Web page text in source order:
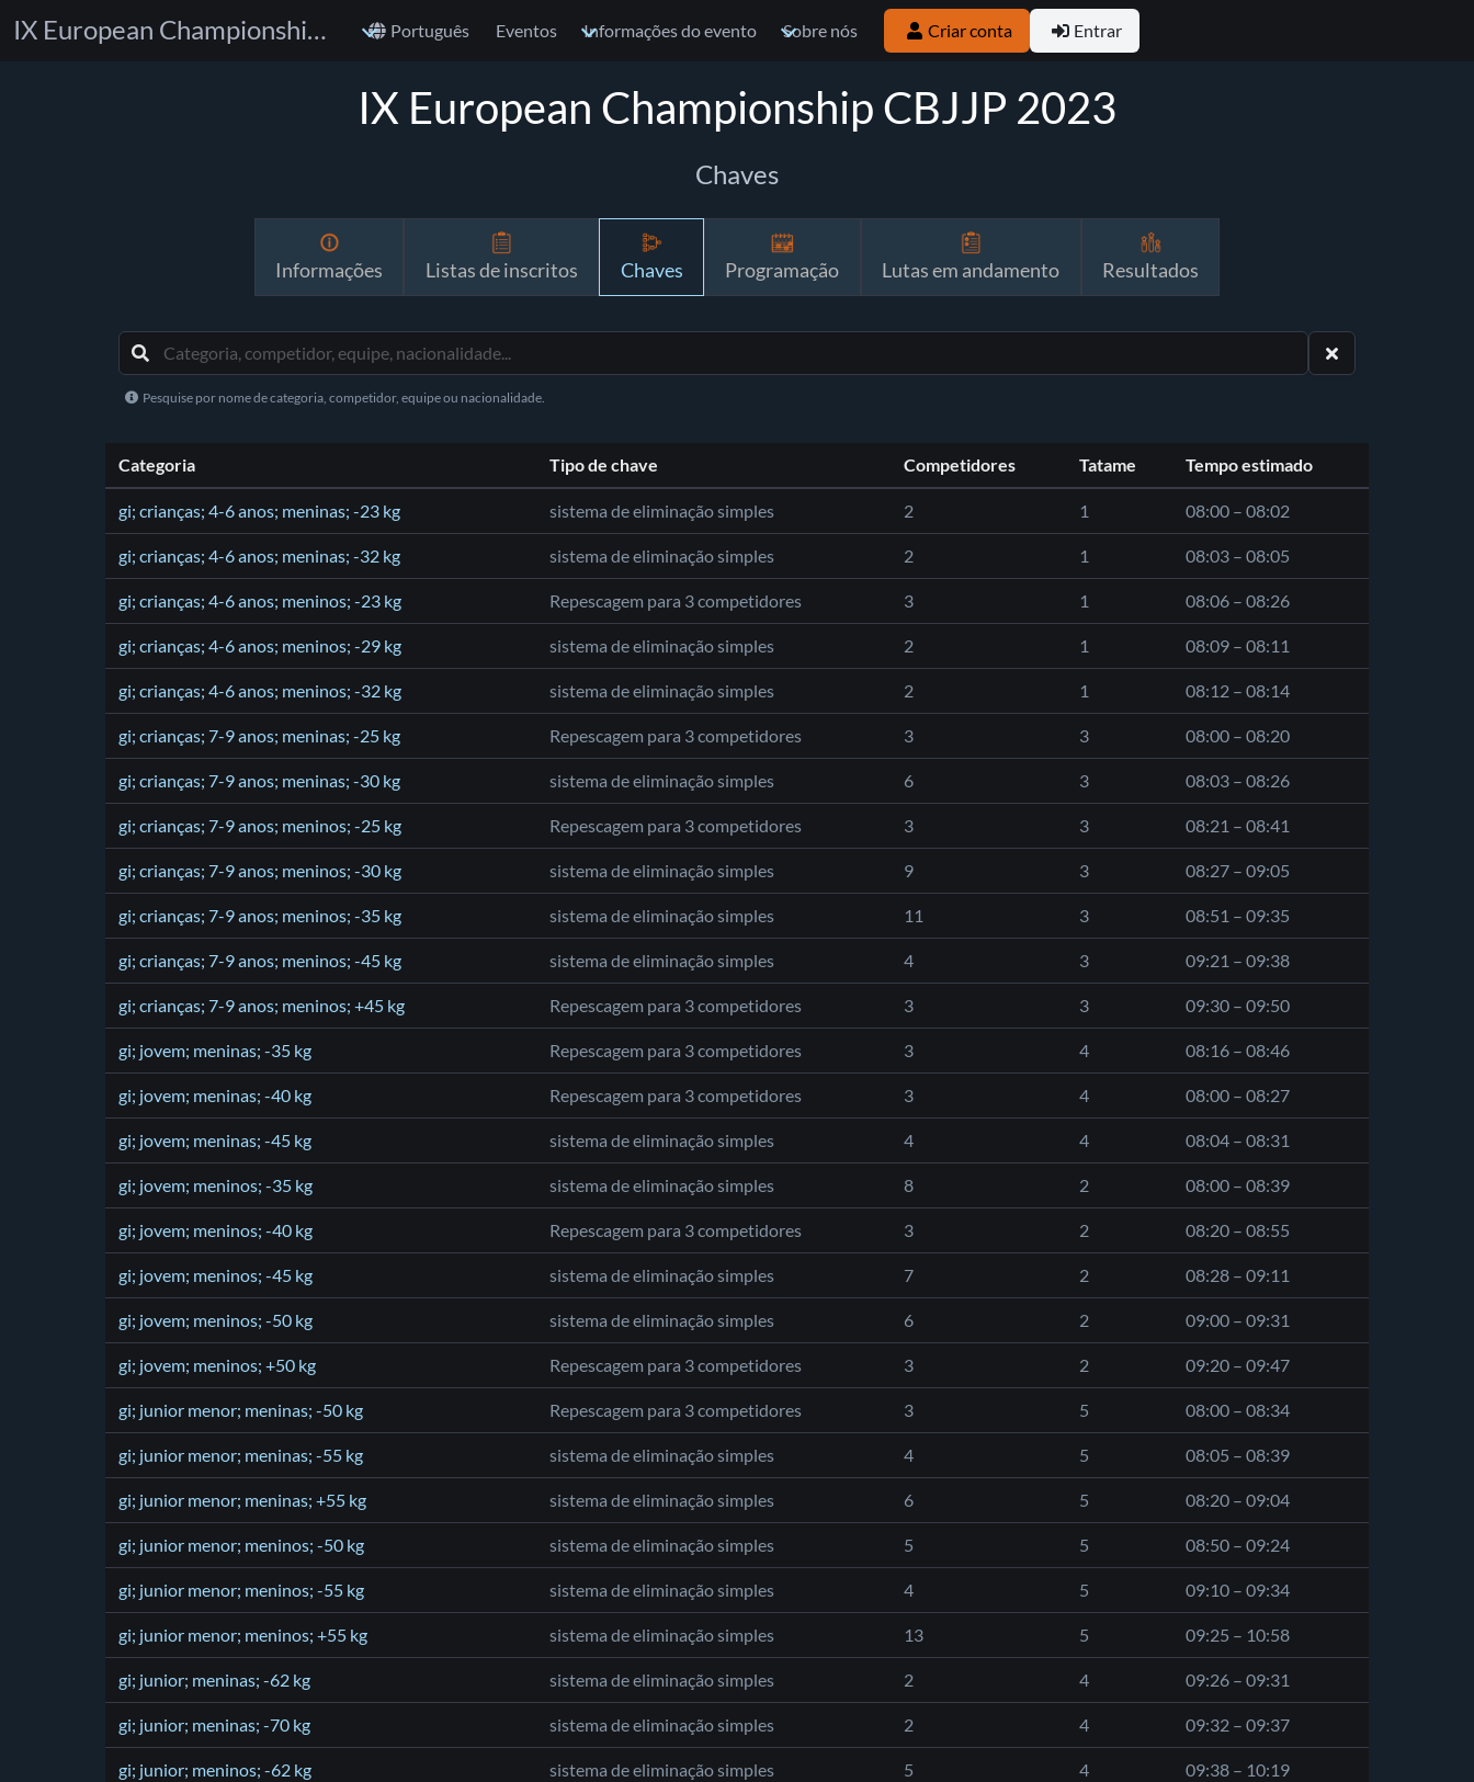
IX European Championship CBJJP 2023 Português Eventos Informações do evento Sobre nós Criar conta Entrar
IX European Championship CBJJP 2023
Chaves
Informações Listas de inscritos Chaves Programação Lutas em andamento Resultados
Pesquise por nome de categoria, competidor, equipe ou nacionalidade.
Categoria Tipo de chave Competidores Tatame Tempo estimado
gi; crianças; 4-6 anos; meninas; -23 kg sistema de eliminação simples 2 1 08:00 – 08:02
gi; crianças; 4-6 anos; meninas; -32 kg sistema de eliminação simples 2 1 08:03 – 08:05
gi; crianças; 4-6 anos; meninos; -23 kg Repescagem para 3 competidores 3 1 08:06 – 08:26
gi; crianças; 4-6 anos; meninos; -29 kg sistema de eliminação simples 2 1 08:09 – 08:11
gi; crianças; 4-6 anos; meninos; -32 kg sistema de eliminação simples 2 1 08:12 – 08:14
gi; crianças; 7-9 anos; meninas; -25 kg Repescagem para 3 competidores 3 3 08:00 – 08:20
gi; crianças; 7-9 anos; meninas; -30 kg sistema de eliminação simples 6 3 08:03 – 08:26
gi; crianças; 7-9 anos; meninos; -25 kg Repescagem para 3 competidores 3 3 08:21 – 08:41
gi; crianças; 7-9 anos; meninos; -30 kg sistema de eliminação simples 9 3 08:27 – 09:05
gi; crianças; 7-9 anos; meninos; -35 kg sistema de eliminação simples 11 3 08:51 – 09:35
gi; crianças; 7-9 anos; meninos; -45 kg sistema de eliminação simples 4 3 09:21 – 09:38
gi; crianças; 7-9 anos; meninos; +45 kg Repescagem para 3 competidores 3 3 09:30 – 09:50
gi; jovem; meninas; -35 kg Repescagem para 3 competidores 3 4 08:16 – 08:46
gi; jovem; meninas; -40 kg Repescagem para 3 competidores 3 4 08:00 – 08:27
gi; jovem; meninas; -45 kg sistema de eliminação simples 4 4 08:04 – 08:31
gi; jovem; meninos; -35 kg sistema de eliminação simples 8 2 08:00 – 08:39
gi; jovem; meninos; -40 kg Repescagem para 3 competidores 3 2 08:20 – 08:55
gi; jovem; meninos; -45 kg sistema de eliminação simples 7 2 08:28 – 09:11
gi; jovem; meninos; -50 kg sistema de eliminação simples 6 2 09:00 – 09:31
gi; jovem; meninos; +50 kg Repescagem para 3 competidores 3 2 09:20 – 09:47
gi; junior menor; meninas; -50 kg Repescagem para 3 competidores 3 5 08:00 – 08:34
gi; junior menor; meninas; -55 kg sistema de eliminação simples 4 5 08:05 – 08:39
gi; junior menor; meninas; +55 kg sistema de eliminação simples 6 5 08:20 – 09:04
gi; junior menor; meninos; -50 kg sistema de eliminação simples 5 5 08:50 – 09:24
gi; junior menor; meninos; -55 kg sistema de eliminação simples 4 5 09:10 – 09:34
gi; junior menor; meninos; +55 kg sistema de eliminação simples 13 5 09:25 – 10:58
gi; junior; meninas; -62 kg sistema de eliminação simples 2 4 09:26 – 09:31
gi; junior; meninas; -70 kg sistema de eliminação simples 2 4 09:32 – 09:37
gi; junior; meninos; -62 kg sistema de eliminação simples 5 4 09:38 – 10:19